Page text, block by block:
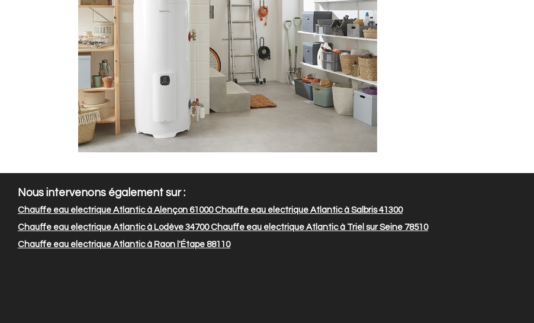
Nous intervenons également sur :
Chauffe eau electrique Atlantic à Alençon 61000Chauffe eau electrique Atlantic à Salbris 41300
Chauffe eau electrique Atlantic à Lodève 34700Chauffe eau electrique Atlantic à Triel sur Seine 78510
Chauffe eau electrique Atlantic à Raon l'Étape 88110